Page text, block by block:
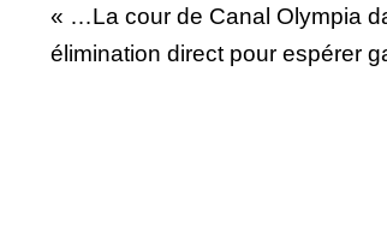
« …La cour de Canal Olympia
élimination direct pour espérer